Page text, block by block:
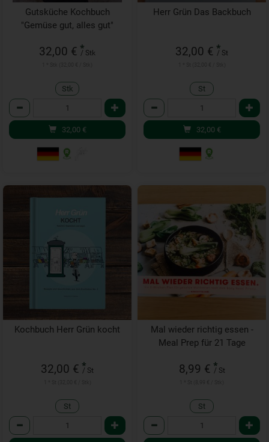
Gutsküche Kochbuch
"Gemüse gut, alles gut"
32,00 € *
/ Stk
Stk
Anzahl
32,00 €
Herr Grün Das Backbuch
32,00 € *
/ St
St
Anzahl
32,00 €
Kochbuch Herr Grün kocht
32,00 € *
/ St
St
Anzahl
Mal wieder richtig essen -
Meal Prep für 21 Tage
8,99 € *
/ St
St
Anzahl